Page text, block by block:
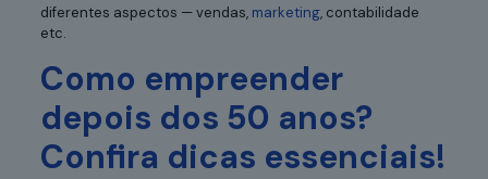
diferentes aspectos — vendas, marketing, contabilidade
etc.
Como empreender
depois dos 50 anos?
Confira dicas essenciais!